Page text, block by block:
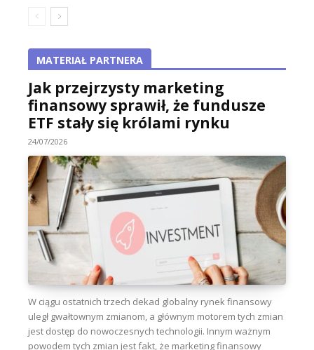
MATERIAŁ PARTNERA
Jak przejrzysty marketing
finansowy sprawił, że fundusze
ETF stały się królami rynku
24/07/2026
W ciągu ostatnich trzech dekad globalny rynek finansowy
uległ gwałtownym zmianom, a głównym motorem tych zmian
jest dostęp do nowoczesnych technologii. Innym ważnym
powodem tych zmian jest fakt, że marketing finansowy